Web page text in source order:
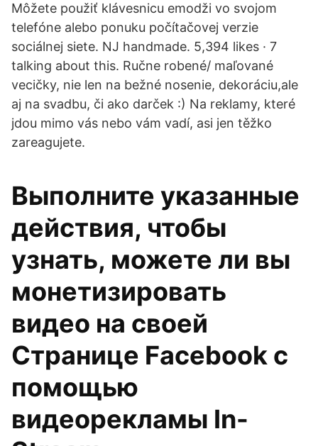
Môžete použiť klávesnicu emodži vo svojom
telefóne alebo ponuku počítačovej verzie
sociálnej siete. NJ handmade. 5,394 likes · 7
talking about this. Ručne robené/ maľované
vecičky, nie len na bežné nosenie, dekoráciu,ale
aj na svadbu, či ako darček :) Na reklamy, které
jdou mimo vás nebo vám vadí, asi jen těžko
zareagujete.
Выполните указанные
действия, чтобы
узнать, можете ли вы
монетизировать
видео на своей
Странице Facebook с
помощью
видеорекламы In-